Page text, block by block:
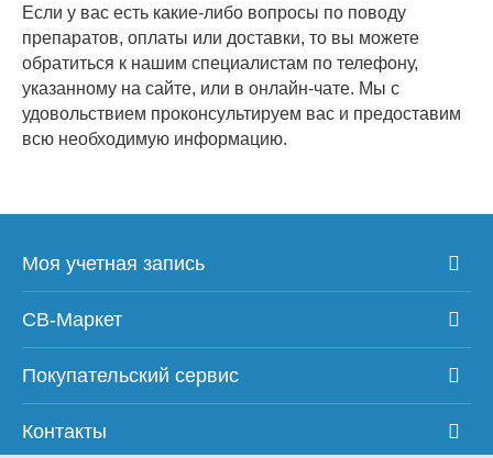
Если у вас есть какие-либо вопросы по поводу
препаратов, оплаты или доставки, то вы можете
обратиться к нашим специалистам по телефону,
указанному на сайте, или в онлайн-чате. Мы с
удовольствием проконсультируем вас и предоставим
всю необходимую информацию.
Моя учетная запись
СВ-Маркет
Покупательский сервис
Контакты